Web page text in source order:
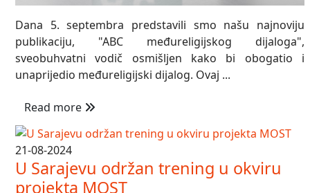
Dana 5. septembra predstavili smo našu najnoviju
publikaciju, "ABC međureligijskog dijaloga",
sveobuhvatni vodič osmišljen kako bi obogatio i
unaprijedio međureligijski dijalog. Ovaj ...
Read more
21-08-2024
U Sarajevu održan trening u okviru
projekta MOST